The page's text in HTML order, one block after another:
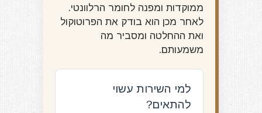
ממוקדות ומפנה לחומר הרלוונטי.
לאחר מכן הוא בודק את הפרוטוקול
ואת ההחלטה ומסביר מה
משמעותם.
למי השירות עשוי
להתאים?